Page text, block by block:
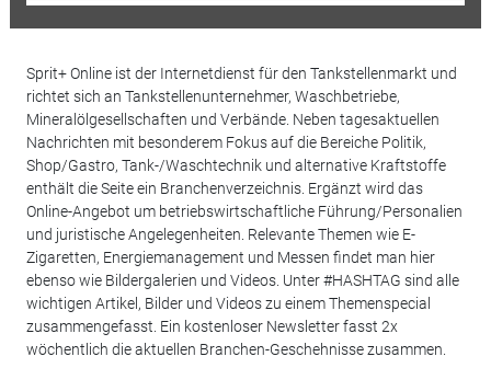
Sprit+ Online ist der Internetdienst für den Tankstellenmarkt und
richtet sich an Tankstellenunternehmer, Waschbetriebe,
Mineralölgesellschaften und Verbände. Neben tagesaktuellen
Nachrichten mit besonderem Fokus auf die Bereiche Politik,
Shop/Gastro, Tank-/Waschtechnik und alternative Kraftstoffe
enthält die Seite ein Branchenverzeichnis. Ergänzt wird das
Online-Angebot um betriebswirtschaftliche Führung/Personalien
und juristische Angelegenheiten. Relevante Themen wie E-
Zigaretten, Energiemanagement und Messen findet man hier
ebenso wie Bildergalerien und Videos. Unter #HASHTAG sind alle
wichtigen Artikel, Bilder und Videos zu einem Themenspecial
zusammengefasst. Ein kostenloser Newsletter fasst 2x
wöchentlich die aktuellen Branchen-Geschehnisse zusammen.